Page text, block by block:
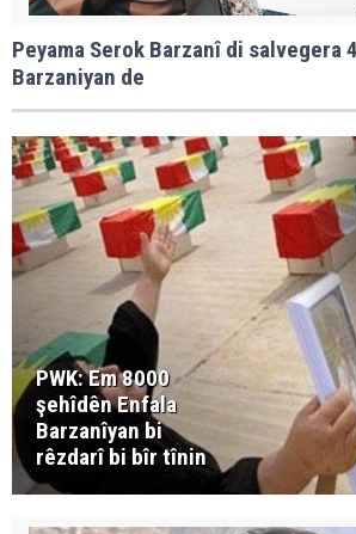
Peyama Serok Barzanî di salvegera
Barzaniyan de
PWK: Em 8000
şehîdên Enfala
Barzanîyan bi
rêzdarî bi bîr tînin